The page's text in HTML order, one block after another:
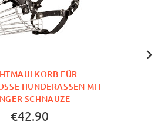
FÜR
HUNDERASSEN MIT L
SCHNAUZE
€42.90